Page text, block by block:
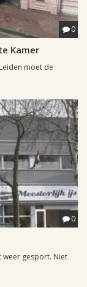
0
Kamer
moet de
0
weer gesport. Niet